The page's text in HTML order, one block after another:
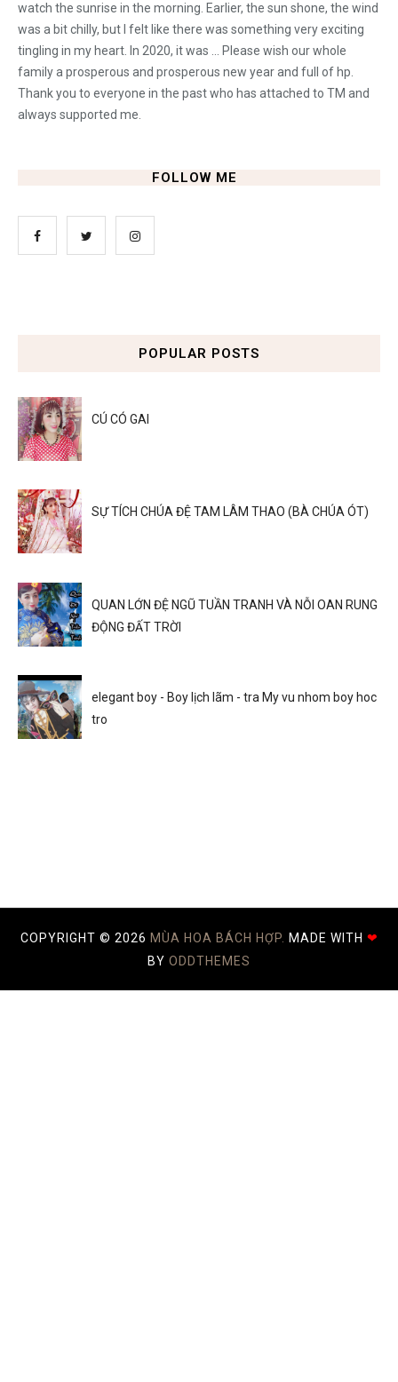
watch the sunrise in the morning. Earlier, the sun shone, the wind
was a bit chilly, but I felt like there was something very exciting
tingling in my heart. In 2020, it was ... Please wish our whole
family a prosperous and prosperous new year and full of hp.
Thank you to everyone in the past who has attached to TM and
always supported me.
FOLLOW ME
POPULAR POSTS
CÚ CÓ GAI
SỰ TÍCH CHÚA ĐỆ TAM LÂM THAO (BÀ CHÚA ÓT)
QUAN LỚN ĐỆ NGŨ TUẦN TRANH VÀ NỖI OAN RUNG
ĐỘNG ĐẤT TRỜI
elegant boy - Boy lịch lãm - tra My vu nhom boy hoc
tro
COPYRIGHT © 2026 MÙA HOA BÁCH HỢP. MADE WITH ❤
BY ODDTHEMES